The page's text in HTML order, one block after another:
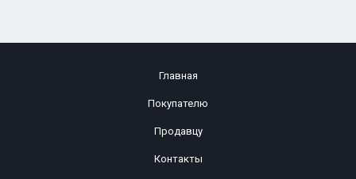
Главная
Покупателю
Продавцу
Контакты